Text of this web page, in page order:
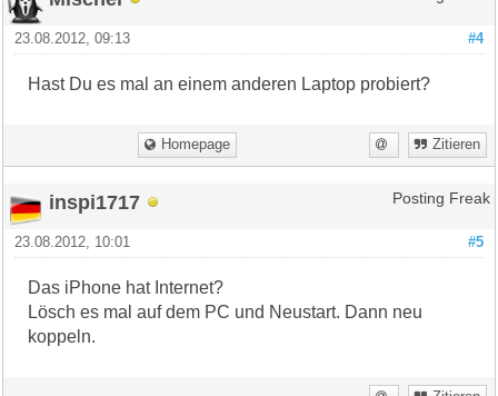
#4
23.08.2012, 09:13
Hast Du es mal an einem anderen Laptop probiert?
Homepage Zitieren
inspi1717 Posting Freak
#5
23.08.2012, 10:01
Das iPhone hat Internet?
Lösch es mal auf dem PC und Neustart. Dann neu
koppeln.